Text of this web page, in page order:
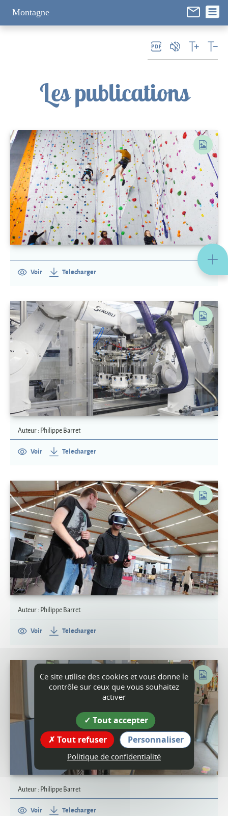
Montagne
Les publications
Voir Telecharger
Auteur : Philippe Barret
Voir Telecharger
Auteur : Philippe Barret
Voir Telecharger
Auteur : Philippe Barret
Voir Telecharger
Ce site utilise des cookies et vous donne le
contrôle sur ceux que vous souhaitez
activer
Tout accepter
Tout refuser
Personnaliser
Politique de confidentialité